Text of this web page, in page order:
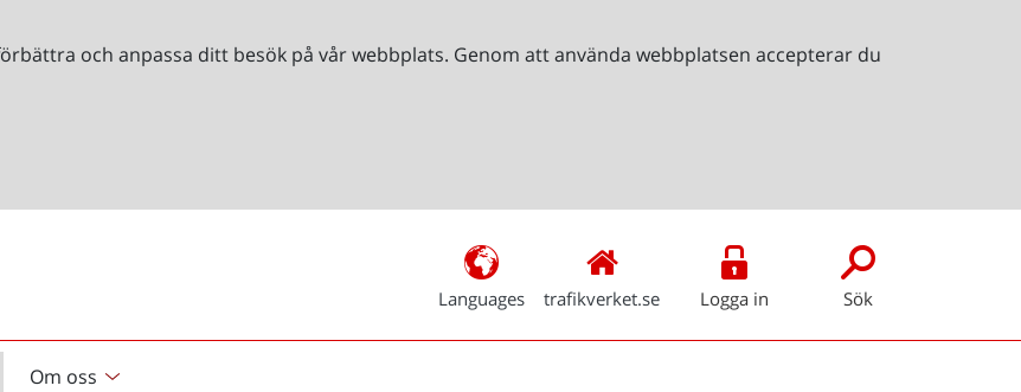
och anpassa ditt besök på vår webbplats. Genom att använda webbplatsen accepterar du
Languages trafikverket.se Logga in Sök
Om oss